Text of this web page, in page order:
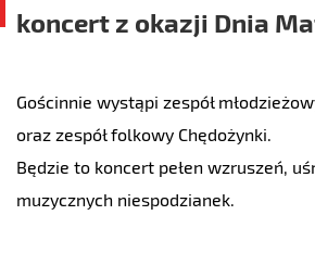
koncert z okazji Dnia
Gościnnie wystąpi zespół
oraz zespół folkowy Chędożynki.
Będzie to koncert pełen wzruszeń,
muzycznych niespodzianek.